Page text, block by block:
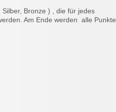
Bronze ) , die für jedes
Am Ende werden alle Punkte